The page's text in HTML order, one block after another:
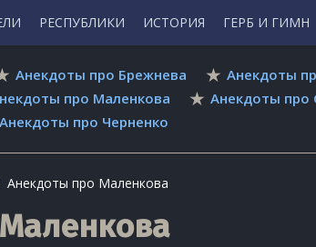
РЕСПУБЛИКИ ИСТОРИЯ ГЕРБ И ГИМН
Анекдоты про Брежнева
Анекдоты
про Маленкова Анекдоты про
Анекдоты про Черненко
Анекдоты про Маленкова